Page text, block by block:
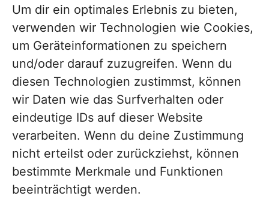
Um dir ein optimales Erlebnis zu bieten,
verwenden wir Technologien wie Cookies,
um Geräteinformationen zu speichern
und/oder darauf zuzugreifen. Wenn du
diesen Technologien zustimmst, können
wir Daten wie das Surfverhalten oder
eindeutige IDs auf dieser Website
verarbeiten. Wenn du deine Zustimmung
nicht erteilst oder zurückziehst, können
bestimmte Merkmale und Funktionen
beeinträchtigt werden.